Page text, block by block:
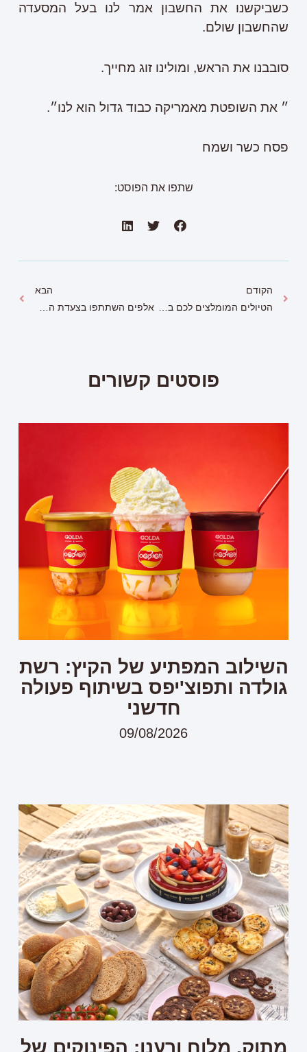
כשביקשנו את החשבון אמר לנו בעל המסעדה
שהחשבון שולם.
סובבנו את הראש, ומולינו זוג מחייך.
״ את השופטת מאמריקה כבוד גדול הוא לנו״.
פסח כשר ושמח
שתפו את הפוסט:
הקודם
הטיולים המומלצים לכם בחול המועד
הבא
פוסטים קשורים
השילוב המפתיע של הקיץ: רשת
גולדה ותפוצ'יפס בשיתוף פעולה
חדשני
09/08/2026
מתוק, מלוח ורענן: הפינוקים של